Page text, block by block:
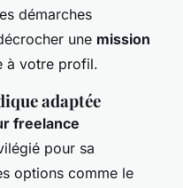
démarches
une mission
à votre profil.
adaptée
freelance
pour sa
options comme le